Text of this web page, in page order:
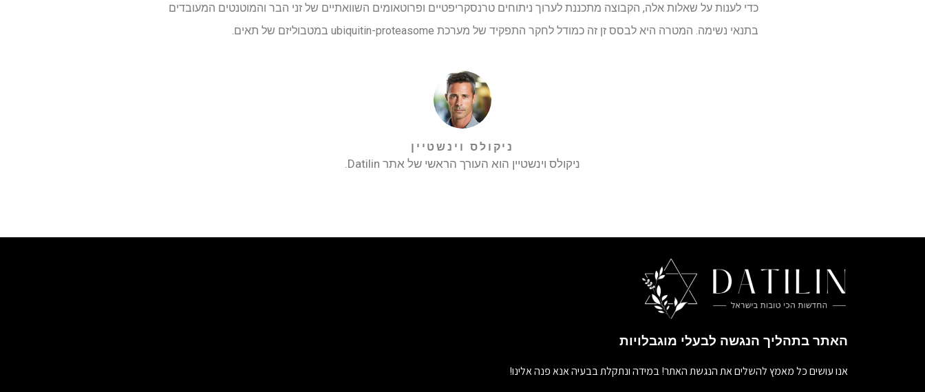
כדי לענות על שאלות אלה, הקבוצה מתכננת לערוך ניתוחים טרנסקריפטיים ופרוטאומים השוואתיים של זני הבר והמוטנטים המעובדים
בתנאי נשימה. המטרה היא לבסס זן זה כמודל לחקר התפקיד של מערכת ubiquitin-proteasome במטבוליזם של תאים.
ניקולס וינשטיין
ניקולס וינשטיין הוא העורך הראשי של אתר Datilin.
האתר בתהליך הנגשה לבעלי מוגבלויות
אנו עושים כל מאמץ להשלים את הנגשת האתר! במידה ונתקלת בבעיה אנא פנה אלינו!